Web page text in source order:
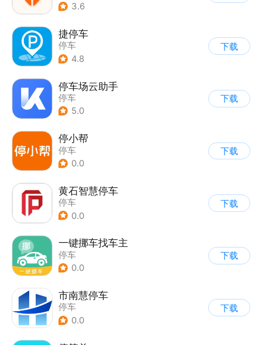
3.6
捷停车
停车
4.8
下载
停车场云助手
停车
5.0
下载
停小帮
停车
0.0
下载
黄石智慧停车
停车
0.0
下载
一键挪车找车主
停车
0.0
下载
市南慧停车
停车
0.0
下载